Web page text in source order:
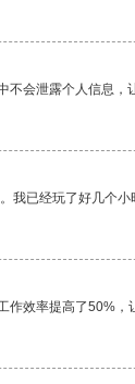
会泄露个人信息，
我已经玩了好几个小
效率提高了50%，